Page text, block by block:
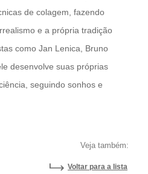
de colagem, fazendo
e a própria tradição
como Jan Lenica, Bruno
desenvolve suas próprias
seguindo sonhos e
Veja também:
Voltar para a lista